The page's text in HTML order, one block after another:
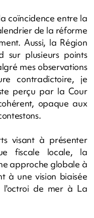
coïncidence entre la
de la réforme
Aussi, la Région
sur plusieurs points
mes observations
contradictoire, je
perçu par la Cour
opaque aux
visant à présenter
fiscale locale, la
approche globale à
à une vision biaisée
l'octroi de mer à La